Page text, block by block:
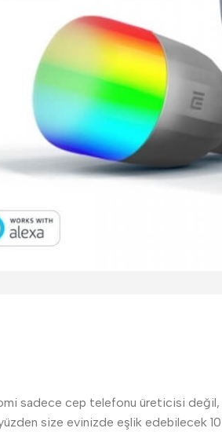
sadece cep telefonu üreticisi
size evinizde eşlik edebilecek 10